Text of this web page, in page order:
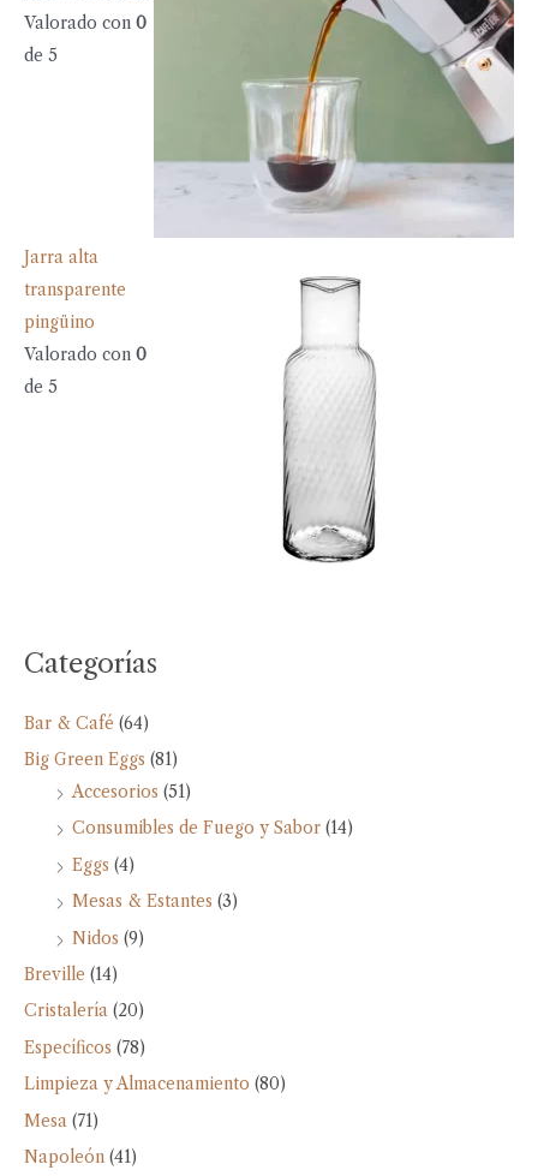
Valorado con 0
de 5
Jarra alta
transparente
pingüino
Valorado con 0
de 5
Categorías
Bar & Café (64)
Big Green Eggs (81)
Accesorios (51)
Consumibles de Fuego y Sabor (14)
Eggs (4)
Mesas & Estantes (3)
Nidos (9)
Breville (14)
Cristalería (20)
Específicos (78)
Limpieza y Almacenamiento (80)
Mesa (71)
Napoleón (41)